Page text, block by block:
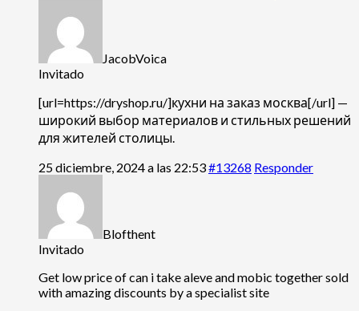
JacobVoica
Invitado
[url=https://dryshop.ru/]кухни на заказ москва[/url] —
широкий выбор материалов и стильных решений
для жителей столицы.
25 diciembre, 2024 a las 22:53#13268 Responder
Blofthent
Invitado
Get low price ofcan i take aleve and mobic together sold
with amazing discounts by a specialist site